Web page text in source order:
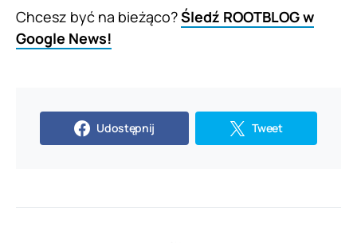
Chcesz być na bieżąco?Śledź ROOTBLOG w
Google News!
Udostępnij Tweet